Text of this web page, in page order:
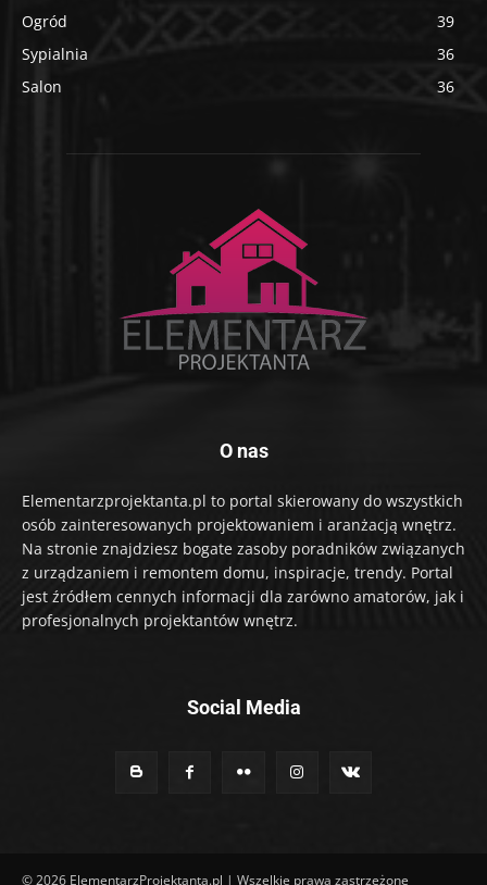
Ogród
39
Sypialnia
36
Salon
36
O nas
Elementarzprojektanta.pl to portal skierowany do wszystkich
osób zainteresowanych projektowaniem i aranżacją wnętrz.
Na stronie znajdziesz bogate zasoby poradników związanych
z urządzaniem i remontem domu, inspiracje, trendy. Portal
jest źródłem cennych informacji dla zarówno amatorów, jak i
profesjonalnych projektantów wnętrz.
Social Media
© 2026 ElementarzProjektanta.pl | Wszelkie prawa zastrzeżone